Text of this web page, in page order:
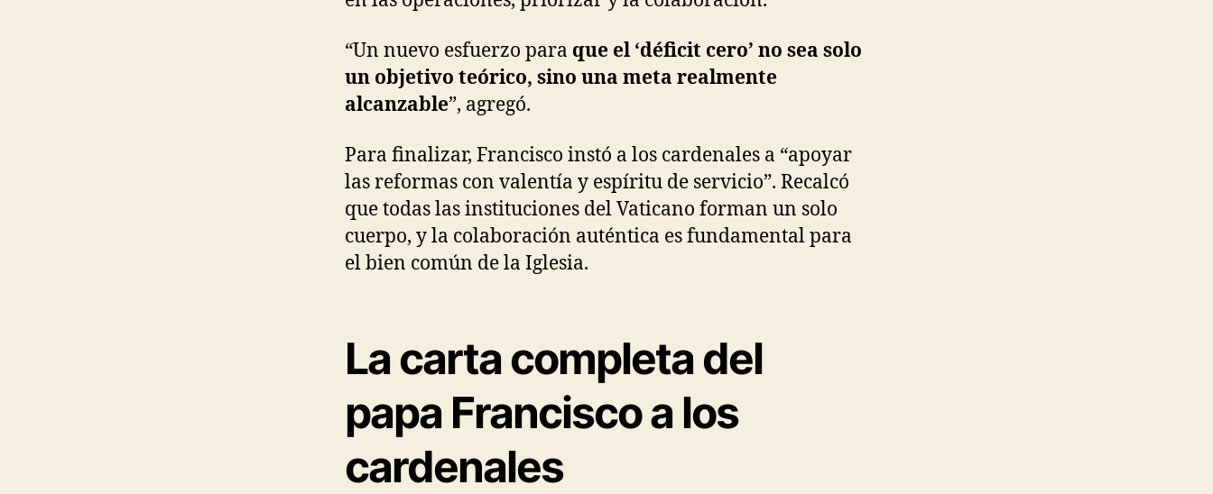
“Un nuevo esfuerzo para que el ‘déficit cero’ no sea solo
un objetivo teórico, sino una meta realmente
alcanzable”, agregó.
Para finalizar, Francisco instó a los cardenales a “apoyar
las reformas con valentía y espíritu de servicio”. Recalcó
que todas las instituciones del Vaticano forman un solo
cuerpo, y la colaboración auténtica es fundamental para
el bien común de la Iglesia.
La carta completa del
papa Francisco a los
cardenales